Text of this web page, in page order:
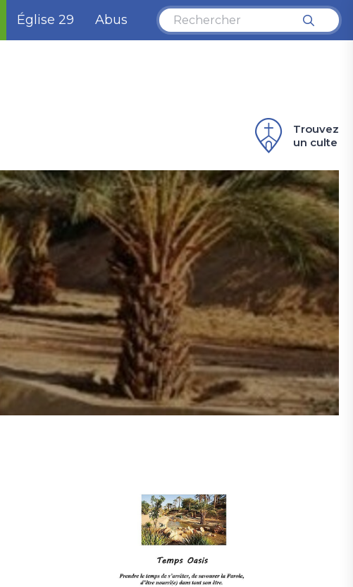
Église 29 Abus
Trouvez
un culte